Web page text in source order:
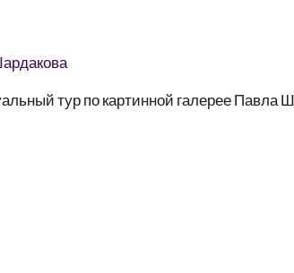
тур по картинной галерее Павла